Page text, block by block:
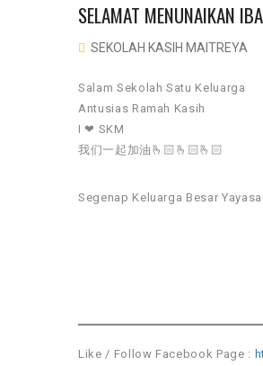
SELAMAT MENUNAIKAN
SEKOLAH KASIH MAITREYA
Salam Sekolah Satu Keluarga
Antusias Ramah Kasih
I ❤ SKM
我们一起加油🫰🏻🫰🏻🫰🏻
Segenap Keluarga Besar
Like / Follow Facebook Page :